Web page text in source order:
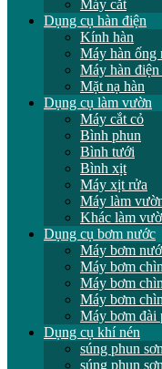
Máy cắt
Dụng cụ hàn điện
Kính hàn
Máy hàn ống
Máy hàn
Mặt nạ hàn
Dụng cụ làm vườn
Máy cắt cỏ
Bình phun
Bình tưới
Bình xịt
Máy xịt rửa
Máy làm
Khác làm
Dụng cụ bơm nước
Máy bơm
Máy bơm
Máy bơm
Máy bơm
Máy bơm đài
Dụng cụ khí nén
súng phun
súng phun sơn